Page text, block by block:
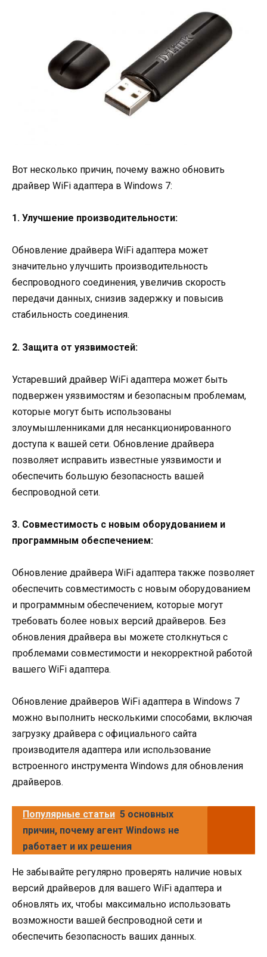
Вот несколько причин, почему важно обновить
драйвер WiFi адаптера в Windows 7:
1. Улучшение производительности:
Обновление драйвера WiFi адаптера может
значительно улучшить производительность
беспроводного соединения, увеличив скорость
передачи данных, снизив задержку и повысив
стабильность соединения.
2. Защита от уязвимостей:
Устаревший драйвер WiFi адаптера может быть
подвержен уязвимостям и безопасным проблемам,
которые могут быть использованы
злоумышленниками для несанкционированного
доступа к вашей сети. Обновление драйвера
позволяет исправить известные уязвимости и
обеспечить большую безопасность вашей
беспроводной сети.
3. Совместимость с новым оборудованием и
программным обеспечением:
Обновление драйвера WiFi адаптера также позволяет
обеспечить совместимость с новым оборудованием
и программным обеспечением, которые могут
требовать более новых версий драйверов. Без
обновления драйвера вы можете столкнуться с
проблемами совместимости и некорректной работой
вашего WiFi адаптера.
Обновление драйверов WiFi адаптера в Windows 7
можно выполнить несколькими способами, включая
загрузку драйвера с официального сайта
производителя адаптера или использование
встроенного инструмента Windows для обновления
драйверов.
Популярные статьи 5 основных
причин, почему агент Windows не
работает и их решения
Не забывайте регулярно проверять наличие новых
версий драйверов для вашего WiFi адаптера и
обновлять их, чтобы максимально использовать
возможности вашей беспроводной сети и
обеспечить безопасность ваших данных.